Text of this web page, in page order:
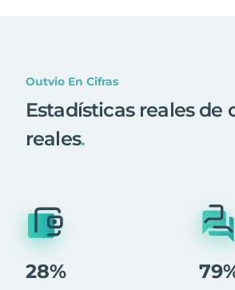
Outvio En Cifras
Estadísticas reales de
reales.
28%